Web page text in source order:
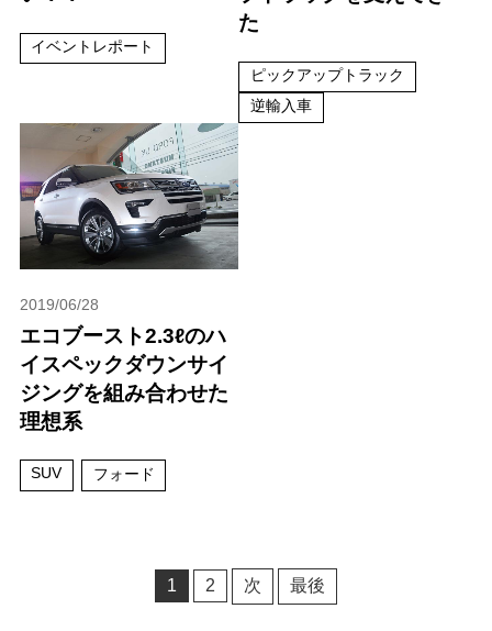
イベントレポート
た
ピックアップトラック
逆輸入車
2019/06/28
エコブースト2.3ℓのハ
イスペックダウンサイ
ジングを組み合わせた
理想系
SUV フォード
1 2 次 最後